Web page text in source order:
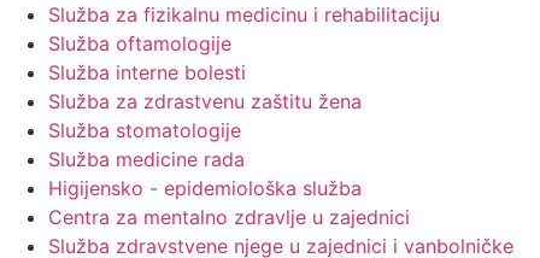
Služba za fizikalnu medicinu i rehabilitaciju
Služba oftamologije
Služba interne bolesti
Služba za zdrastvenu zaštitu žena
Služba stomatologije
Služba medicine rada
Higijensko - epidemiološka služba
Centra za mentalno zdravlje u zajednici
Služba zdravstvene njege u zajednici i vanbolničke